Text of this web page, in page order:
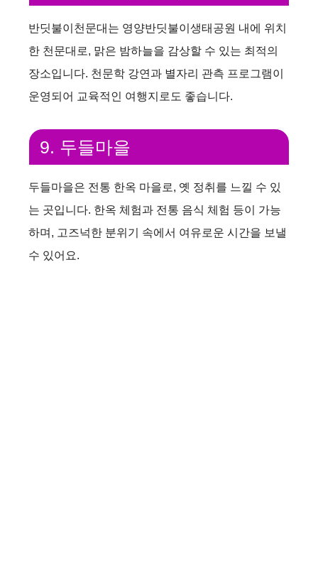
반딧불이천문대는 영양반딧불이생태공원 내에 위치
한 천문대로, 맑은 밤하늘을 감상할 수 있는 최적의
장소입니다. 천문학 강연과 별자리 관측 프로그램이
운영되어 교육적인 여행지로도 좋습니다.
9. 두들마을
두들마을은 전통 한옥 마을로, 옛 정취를 느낄 수 있
는 곳입니다. 한옥 체험과 전통 음식 체험 등이 가능
하며, 고즈넉한 분위기 속에서 여유로운 시간을 보낼
수 있어요.